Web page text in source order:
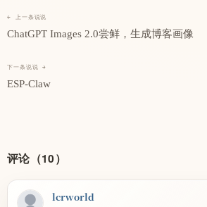
← 上一条说说
ChatGPT Images 2.0尝鲜，生成博客画像
下一条说说 →
ESP-Claw
评论（10）
lcrworld